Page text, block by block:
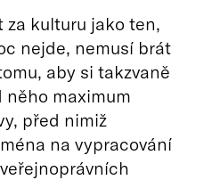
za kulturu jako ten,
nejde, nemusí brát
aby si takzvaně
něho maximum
před nimiž
na vypracování